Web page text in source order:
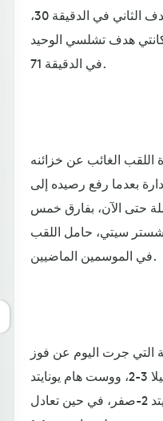
البرازيلي روبيرتو فيرمينو الهدف الثاني في الدقيقة 30،
هدف تشلسي الوحيد
في الدقيقة 71.
اللقب الغائب عن خزائنه
الصدارة بعدما رفع رصيده إلى
حتى الآن، بفارق خمس
سيتي، حامل اللقب
في الموسمين الماضيين.
التي جرت اليوم عن فوز
أرسنال على ضيفه أستون فيلا 3-2، ووست هام يونايتد
على ضيفه مانشستر يونايتد 2-صفر، في حين تعادل